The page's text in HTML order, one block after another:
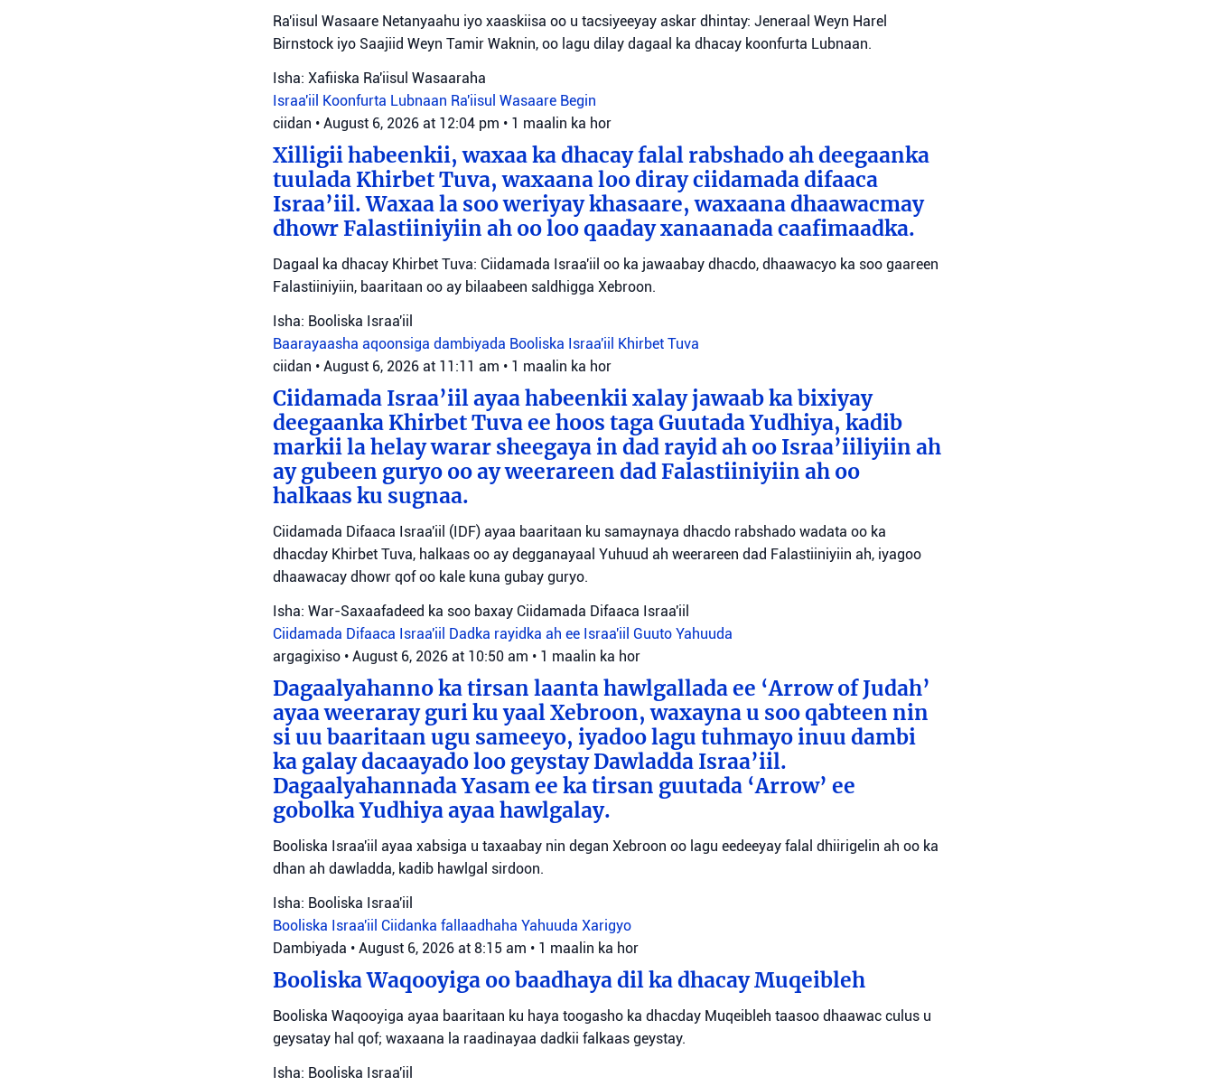
Ra'iisul Wasaare Netanyaahu iyo xaaskiisa oo u tacsiyeeyay askar dhintay: Jeneraal Weyn Harel
Birnstock iyo Saajiid Weyn Tamir Waknin, oo lagu dilay dagaal ka dhacay koonfurta Lubnaan.
Isha: Xafiiska Ra'iisul Wasaaraha
Israa'iil Koonfurta Lubnaan Ra'iisul Wasaare Begin
ciidan • August 6, 2026 at 12:04 pm • 1 maalin ka hor
Xilligii habeenkii, waxaa ka dhacay falal rabshado ah deegaanka
tuulada Khirbet Tuva, waxaana loo diray ciidamada difaaca
Israa’iil. Waxaa la soo weriyay khasaare, waxaana dhaawacmay
dhowr Falastiiniyiin ah oo loo qaaday xanaanada caafimaadka.
Dagaal ka dhacay Khirbet Tuva: Ciidamada Israa'iil oo ka jawaabay dhacdo, dhaawacyo ka soo gaareen
Falastiiniyiin, baaritaan oo ay bilaabeen saldhigga Xebroon.
Isha: Booliska Israa'iil
Baarayaasha aqoonsiga dambiyada Booliska Israa'iil Khirbet Tuva
ciidan • August 6, 2026 at 11:11 am • 1 maalin ka hor
Ciidamada Israa’iil ayaa habeenkii xalay jawaab ka bixiyay
deegaanka Khirbet Tuva ee hoos taga Guutada Yudhiya, kadib
markii la helay warar sheegaya in dad rayid ah oo Israa’iiliyiin ah
ay gubeen guryo oo ay weerareen dad Falastiiniyiin ah oo
halkaas ku sugnaa.
Ciidamada Difaaca Israa'iil (IDF) ayaa baaritaan ku samaynaya dhacdo rabshado wadata oo ka
dhacday Khirbet Tuva, halkaas oo ay degganayaal Yuhuud ah weerareen dad Falastiiniyiin ah, iyagoo
dhaawacay dhowr qof oo kale kuna gubay guryo.
Isha: War-Saxaafadeed ka soo baxay Ciidamada Difaaca Israa'iil
Ciidamada Difaaca Israa'iil Dadka rayidka ah ee Israa'iil Guuto Yahuuda
argagixiso • August 6, 2026 at 10:50 am • 1 maalin ka hor
Dagaalyahanno ka tirsan laanta hawlgallada ee ‘Arrow of Judah’
ayaa weeraray guri ku yaal Xebroon, waxayna u soo qabteen nin
si uu baaritaan ugu sameeyo, iyadoo lagu tuhmayo inuu dambi
ka galay dacaayado loo geystay Dawladda Israa’iil.
Dagaalyahannada Yasam ee ka tirsan guutada ‘Arrow’ ee
gobolka Yudhiya ayaa hawlgalay.
Booliska Israa'iil ayaa xabsiga u taxaabay nin degan Xebroon oo lagu eedeeyay falal dhiirigelin ah oo ka
dhan ah dawladda, kadib hawlgal sirdoon.
Isha: Booliska Israa'iil
Booliska Israa'iil Ciidanka fallaadhaha Yahuuda Xarigyo
Dambiyada • August 6, 2026 at 8:15 am • 1 maalin ka hor
Booliska Waqooyiga oo baadhaya dil ka dhacay Muqeibleh
Booliska Waqooyiga ayaa baaritaan ku haya toogasho ka dhacday Muqeibleh taasoo dhaawac culus u
geysatay hal qof; waxaana la raadinayaa dadkii falkaas geystay.
Isha: Booliska Israa'iil